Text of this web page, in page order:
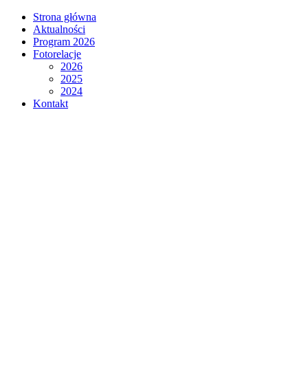
Strona główna
Aktualności
Program 2026
Fotorelacje
2026
2025
2024
Kontakt